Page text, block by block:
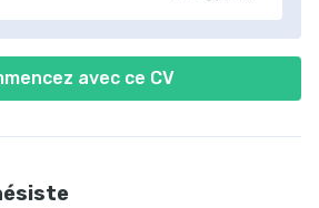
avec ce CV